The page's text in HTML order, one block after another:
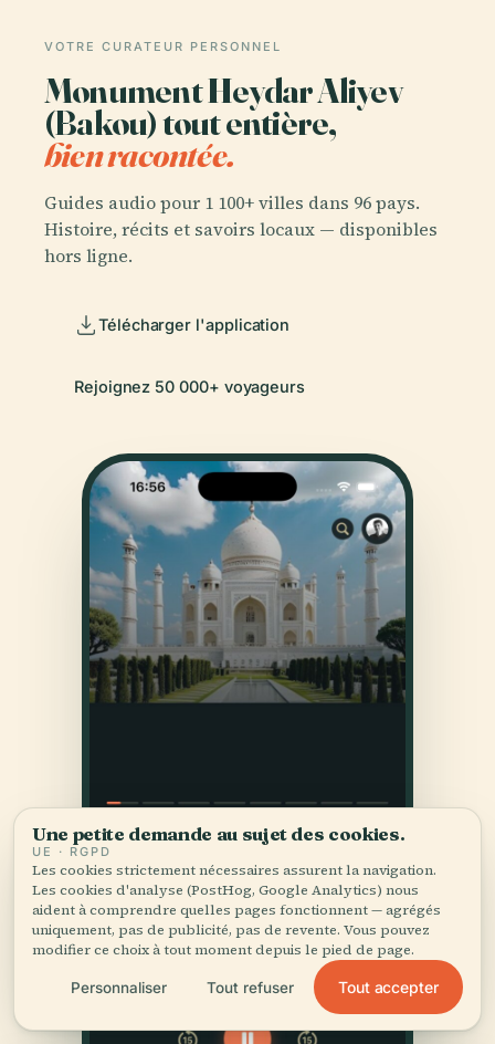
VOTRE CURATEUR PERSONNEL
Monument Heydar Aliyev
(Bakou) tout entière,
bien racontée.
Guides audio pour 1 100+ villes dans 96 pays.
Histoire, récits et savoirs locaux — disponibles
hors ligne.
Télécharger l'application
Rejoignez 50 000+ voyageurs
Une petite demande au sujet des cookies.
UE · RGPD
Les cookies strictement nécessaires assurent la navigation.
Les cookies d'analyse (PostHog, Google Analytics) nous
aident à comprendre quelles pages fonctionnent — agrégés
uniquement, pas de publicité, pas de revente. Vous pouvez
modifier ce choix à tout moment depuis le pied de page.
Personnaliser Tout refuser Tout accepter